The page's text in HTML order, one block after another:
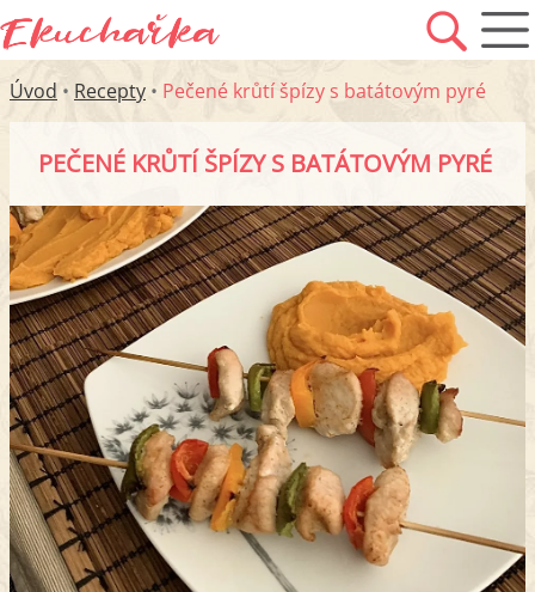
Úvod • Recepty • Pečené krůtí špízy s batátovým pyré
PEČENÉ KRŮTÍ ŠPÍZY S BATÁTOVÝM PYRÉ